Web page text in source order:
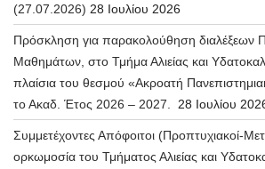
(27.07.2026) 28 Ιουλίου 2026
Πρόσκληση για παρακολούθηση διαλέξεων
Μαθημάτων, στο Τμήμα Αλιείας και
πλαίσια του θεσμού «Ακροατή
το Ακαδ. Έτος 2026 – 2027.
28 Ιουλίου
Συμμετέχοντες Απόφοιτοι (Προπτυχιακοί-
ορκωμοσία του Τμήματος Αλιείας και